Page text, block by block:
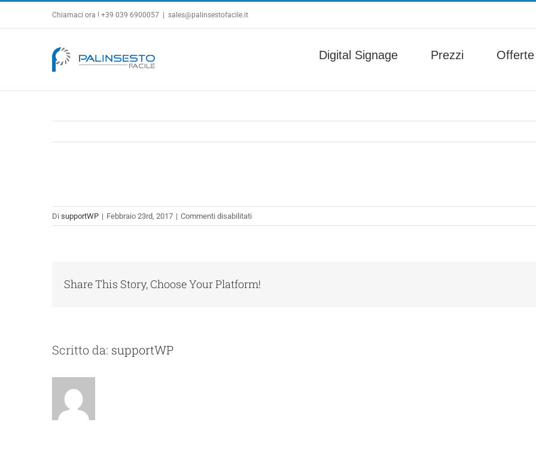
Chiamaci ora ! +39 039 6900057 sales@palinsestofacile.it
Digital Signage Prezzi
Di supportWP | Febbraio 23rd, 2017 | Commenti disabilitatisu
showcase1
Share This Story, Choose Your Platform!
Scritto da: supportWP